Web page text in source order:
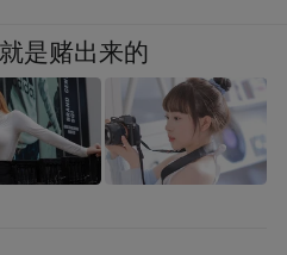
是赌出来的